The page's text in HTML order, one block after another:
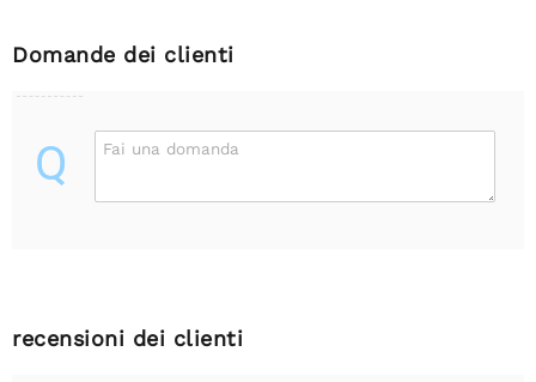
Domande dei clienti
Q Fai una domanda
recensioni dei clienti